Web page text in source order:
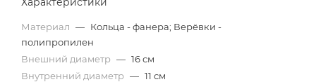
Материал — Кольца - фанера; Верёвки -
полипропилен
Внешний диаметр — 16 см
Внутренний диаметр — 11 см